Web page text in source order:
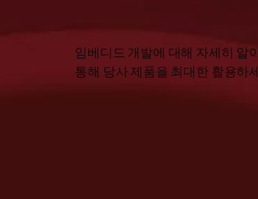
임베디드 개발에 대해 자세히 알
통해 당사 제품을 최대한 활용하